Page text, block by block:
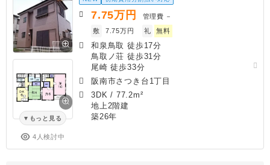
もっと見る
4人検討中
7.75万円 管理費 －
敷
7.75万円 礼 無料
和泉鳥取 徒歩17分
鳥取ノ荘 徒歩31分
尾崎 徒歩33分
阪南市さつき台1丁目
3DK / 77.2m²
地上2階建
築26年